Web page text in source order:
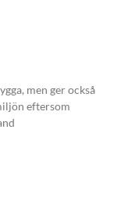
men ger också
eftersom